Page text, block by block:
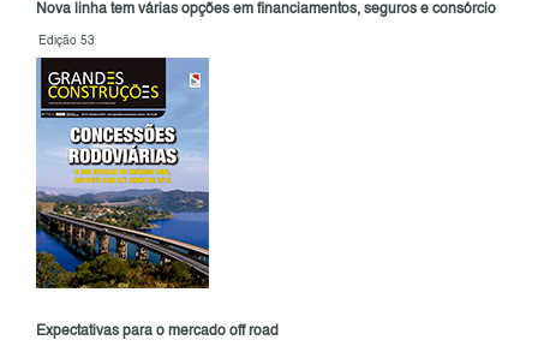
Nova linha tem várias opções em financiamentos, seguros e consórcio
Edição 53
Expectativas para o mercado off road